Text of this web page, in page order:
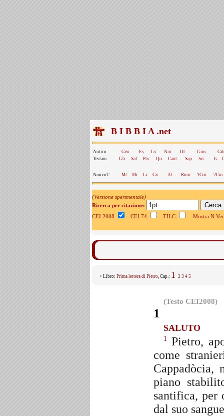
B I B B I A .net
Antico Gen Es Lv Nm Dt - Gios
Testam.
Gb Sal Prv Qo Cant Sap Sir - Is
NuovoT. Mt Mc Lc Gv - At - Rom 1Cor 2Cor
(Versione sperimentale)
Ricerca per citazione:
CEI 2008:
CEI 74: TILC: Mostra
> Libro: Prima lettera di Pietro, Cap.: 1 2 3 4 5
(Testo CEI2008)
1
SALUTO
1
Pietro,
come
piano
santifica, per
dal suo